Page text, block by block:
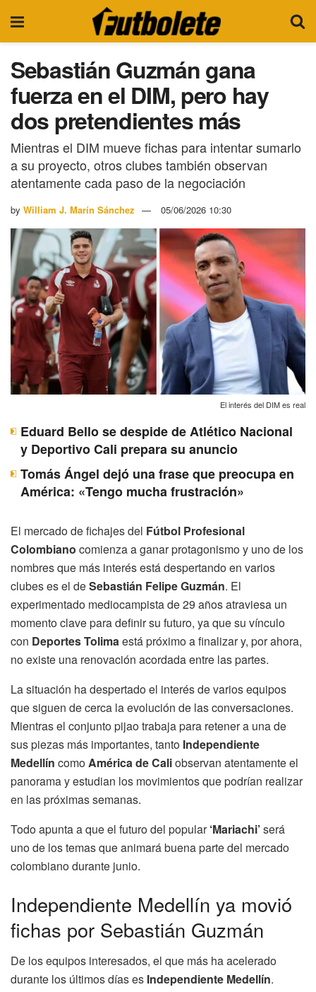
Sebastián Guzmán gana
fuerza en el DIM, pero hay
dos pretendientes más
Mientras el DIM mueve fichas para intentar sumarlo
a su proyecto, otros clubes también observan
atentamente cada paso de la negociación
by William J. Marín Sánchez 05/06/2026 10:30
El interés del DIM es real
Eduard Bello se despide de Atlético Nacional
y Deportivo Cali prepara su anuncio
Tomás Ángel dejó una frase que preocupa en
América: «Tengo mucha frustración»
El mercado de fichajes del Fútbol Profesional
Colombiano comienza a ganar protagonismo y uno de los
nombres que más interés está despertando en varios
clubes es el deSebastián Felipe Guzmán. El
experimentado mediocampista de 29 años atraviesa un
momento clave para definir su futuro, ya que su vínculo
con Deportes Tolimaestá próximo a finalizar y, por ahora,
no existe una renovación acordada entre las partes.
La situación ha despertado el interés de varios equipos
que siguen de cerca la evolución de las conversaciones.
Mientras el conjunto pijao trabaja para retener a una de
sus piezas más importantes, tanto Independiente
Medellín comoAmérica de Caliobservan atentamente el
panorama y estudian los movimientos que podrían realizar
en las próximas semanas.
Todo apunta a que el futuro del popular‘Mariachi’será
uno de los temas que animará buena parte del mercado
colombiano durante junio.
Independiente Medellín ya movió
fichas por Sebastián Guzmán
De los equipos interesados, el que más ha acelerado
durante los últimos días es Independiente Medellín.